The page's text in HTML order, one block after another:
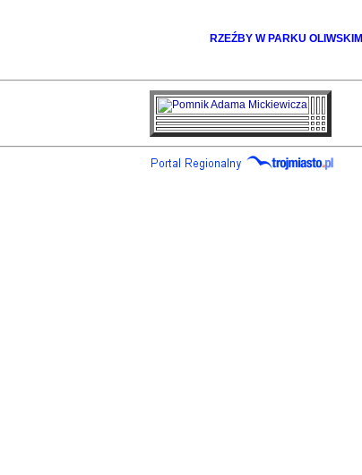
RZEŹBY W PARKU OLIWSKIM